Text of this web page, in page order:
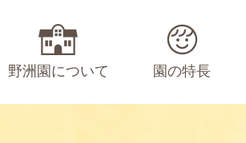
野洲園について 園の特長